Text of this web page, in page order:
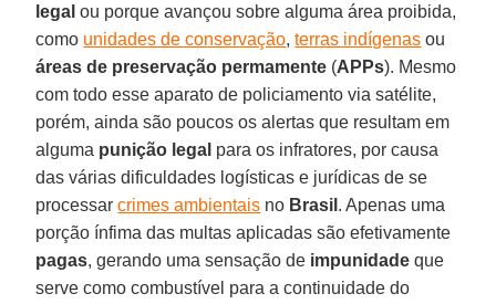
legal ou porque avançou sobre alguma área proibida,
como unidades de conservação,terras indígenas ou
áreas de preservação permamente (APPs). Mesmo
com todo esse aparato de policiamento via satélite,
porém, ainda são poucos os alertas que resultam em
alguma punição legal para os infratores, por causa
das várias dificuldades logísticas e jurídicas de se
processarcrimes ambientais no Brasil . Apenas uma
porção ínfima das multas aplicadas são efetivamente
pagas, gerando uma sensação de impunidade que
serve como combustível para a continuidade do